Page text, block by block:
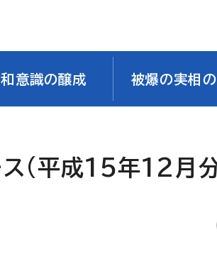
意識の醸成 被爆の実相
(平成15年12月分